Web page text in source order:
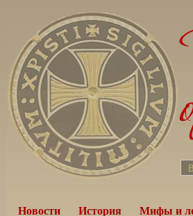
Новости История Мифы и